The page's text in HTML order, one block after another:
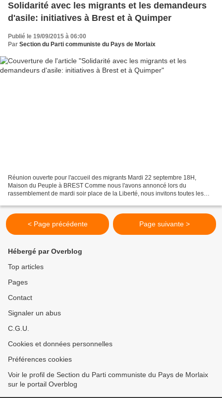
Solidarité avec les migrants et les demandeurs
d'asile: initiatives à Brest et à Quimper
Publié le 19/09/2015 à 06:00
Par Section du Parti communiste du Pays de Morlaix
Réunion ouverte pour l'accueil des migrants Mardi 22 septembre 18H,
Maison du Peuple à BREST Comme nous l'avons annoncé lors du
rassemblement de mardi soir place de la Liberté, nous invitons toutes les
< Page précédente Page suivante >
Hébergé par Overblog
Top articles
Pages
Contact
Signaler un abus
C.G.U.
Cookies et données personnelles
Préférences cookies
Voir le profil de Section du Parti communiste du Pays de Morlaix
sur le portail Overblog